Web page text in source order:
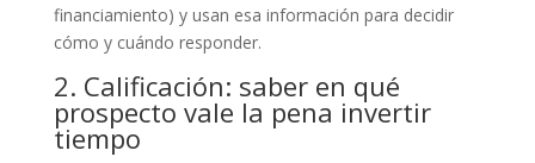
financiamiento) y usan esa información para decidir
cómo y cuándo responder.
2. Calificación: saber en qué
prospecto vale la pena invertir
tiempo